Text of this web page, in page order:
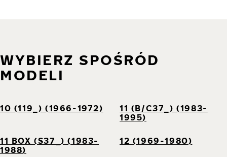
WYBIERZ SPOŚRÓD
MODELI
10 (119_) (1966-1972)
11 (B/C37_) (1983-
1995)
11 BOX (S37_) (1983-
1988)
12 (1969-1980)